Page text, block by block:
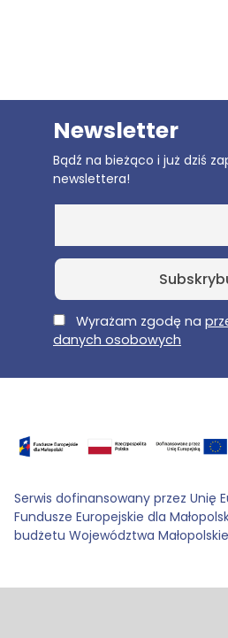
Newsletter
Bądź na bieżąco i już dziś
newslettera!
E-MailWyrażam zgodę na
danych osobowych
Serwis dofinansowany przez Unię
Fundusze Europejskie dla
budżetu Województwa